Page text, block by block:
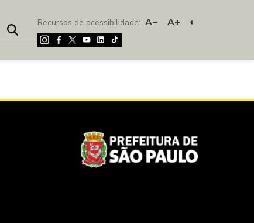
Recursos de acessibilidade: A− A+ ◐